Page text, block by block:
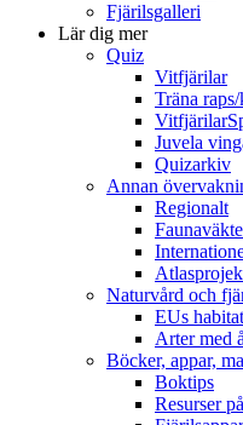
Fjärilsgalleri
Lär dig mer
Quiz
Vitfjärilar
Träna
Juvela
Quizarkiv
Annan
Regionalt
Naturvård och
EUs
Arter med
Böcker, appar,
Boktips
Resurser